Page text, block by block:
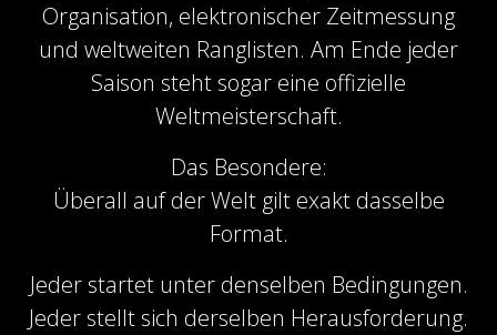
Organisation, elektronischer Zeitmessung
und weltweiten Ranglisten. Am Ende jeder
Saison steht sogar eine offizielle
Weltmeisterschaft.
Das Besondere:
Überall auf der Welt gilt exakt dasselbe
Format.
Jeder startet unter denselben Bedingungen.
Jeder stellt sich derselben Herausforderung.